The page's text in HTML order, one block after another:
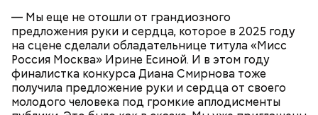
— Мы еще не отошли от грандиозного
предложения руки и сердца, которое в 2025 году
на сцене сделали обладательнице титула «Мисс
Россия Москва» Ирине Есиной. И в этом году
финалистка конкурса Диана Смирнова тоже
получила предложение руки и сердца от своего
молодого человека под громкие аплодисменты